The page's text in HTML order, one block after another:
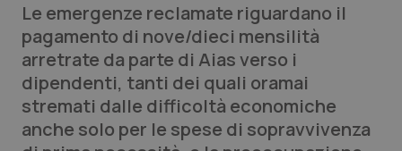
Lettere al direttore
Edizioni Regionali
QS Pro
Le emergenze reclamate riguardano il
pagamento di nove/dieci mensilità
arretrate da parte di Aias verso i
dipendenti, tanti dei quali oramai
stremati dalle difficoltà economiche
anche solo per le spese di sopravvivenza